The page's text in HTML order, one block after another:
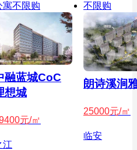
寓不限购
融蓝城CoC
想城
元/㎡
江
不限购
朗诗溪涧
25000元/㎡
临安